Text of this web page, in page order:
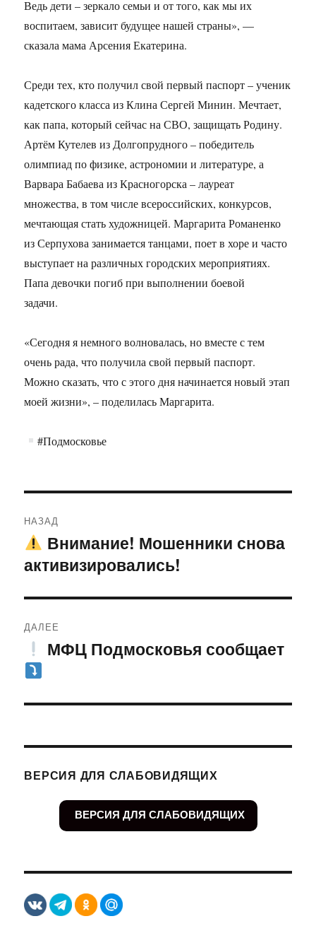
Ведь дети – зеркало семьи и от того, как мы их
воспитаем, зависит будущее нашей страны», —
сказала мама Арсения Екатерина.
Среди тех, кто получил свой первый паспорт – ученик
кадетского класса из Клина Сергей Минин. Мечтает,
как папа, который сейчас на СВО, защищать Родину.
Артём Кутелев из Долгопрудного – победитель
олимпиад по физике, астрономии и литературе, а
Варвара Бабаева из Красногорска – лауреат
множества, в том числе всероссийских, конкурсов,
мечтающая стать художницей. Маргарита Романенко
из Серпухова занимается танцами, поет в хоре и часто
выступает на различных городских мероприятиях.
Папа девочки погиб при выполнении боевой
задачи.
«Сегодня я немного волновалась, но вместе с тем
очень рада, что получила свой первый паспорт.
Можно сказать, что с этого дня начинается новый этап
моей жизни», – поделилась Маргарита.
#Подмосковье
по
записям
НАЗАД
Предыдущая
запись:
Внимание! Мошенники снова
активизировались!
ДАЛЕЕ
Следующая
запись:
МФЦ Подмосковья сообщает
ВЕРСИЯ ДЛЯ СЛАБОВИДЯЩИХ
ВЕРСИЯ ДЛЯ СЛАБОВИДЯЩИХ